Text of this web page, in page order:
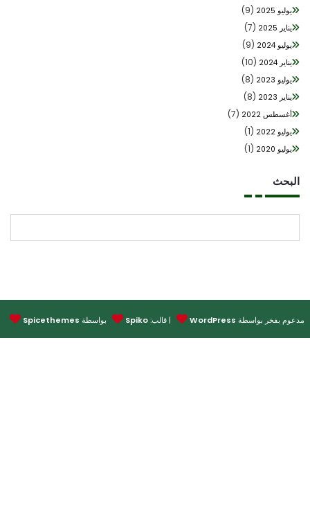
يوليو 2025 (9)
يناير 2025 (7)
يوليو 2024 (9)
يناير 2024 (10)
يوليو 2023 (8)
يناير 2023 (8)
أغسطس 2022 (7)
يوليو 2022 (1)
يوليو 2020 (1)
بفخر بواسطةWordPress | قالب:Spiko بواسطةSpicethemes